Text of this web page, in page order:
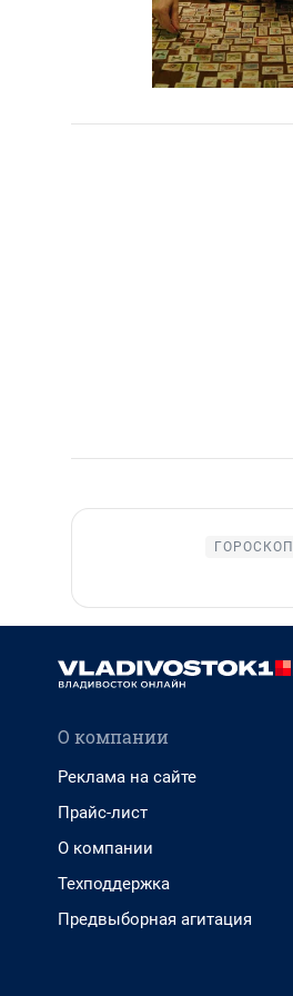
ГОРОСКОП
О компании
Реклама на сайте
Прайс-лист
О компании
Техподдержка
Предвыборная агитация